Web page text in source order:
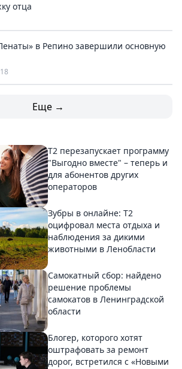
отца
в Репино завершили основную
Еще →
Т2 перезапускает программу
"Выгодно вместе" – теперь и
для абонентов других
операторов
Зубры в онлайне: Т2
оцифровал места отдыха и
наблюдения за дикими
животными в Ленобласти
Самокатный сбор: найдено
решение проблемы
самокатов в Ленинградской
области
Блогер, которого хотят
оштрафовать за ремонт
дорог, встретился с «Новыми